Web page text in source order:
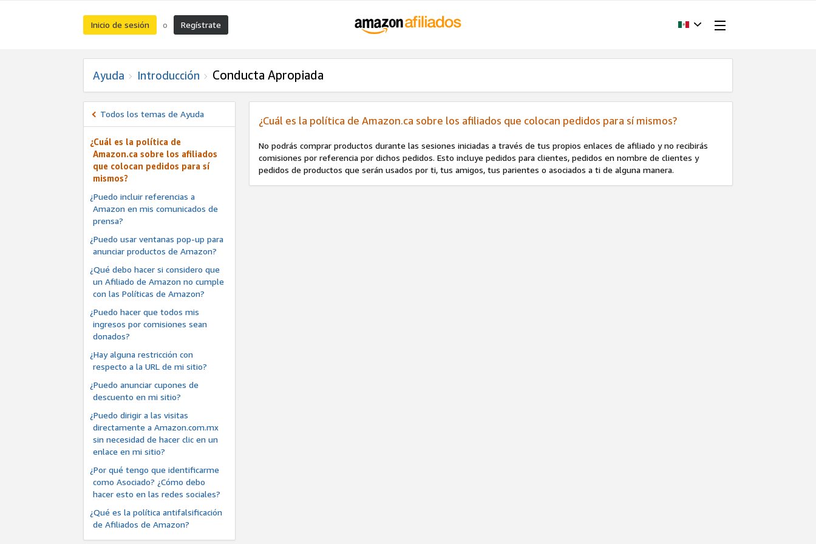
Inicio de sesión o Regístrate
Ayuda Introducción Conducta Apropiada
Todos los temas de Ayuda
¿Cuál es la política de
Amazon.ca sobre los afiliados
que colocan pedidos para sí
mismos?
¿Puedo incluir referencias a
Amazon en mis comunicados de
prensa?
¿Puedo usar ventanas pop-up para
anunciar productos de Amazon?
¿Qué debo hacer si considero que
un Afiliado de Amazon no cumple
con las Políticas de Amazon?
¿Puedo hacer que todos mis
ingresos por comisiones sean
donados?
¿Hay alguna restricción con
respecto a la URL de mi sitio?
¿Puedo anunciar cupones de
descuento en mi sitio?
¿Puedo dirigir a las visitas
directamente a Amazon.com.mx
sin necesidad de hacer clic en un
enlace en mi sitio?
¿Por qué tengo que identificarme
como Asociado? ¿Cómo debo
hacer esto en las redes sociales?
¿Qué es la política antifalsificación
de Afiliados de Amazon?
¿Cuál es la política de Amazon.ca sobre los afiliados que colocan pedidos para sí mismos?
No podrás comprar productos durante las sesiones iniciadas a través de tus propios enlaces de afiliado y no recibirás
comisiones por referencia por dichos pedidos. Esto incluye pedidos para clientes, pedidos en nombre de clientes y
pedidos de productos que serán usados por ti, tus amigos, tus parientes o asociados a ti de alguna manera.